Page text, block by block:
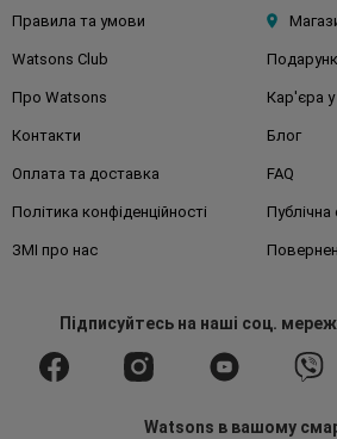
Правила та умови
Watsons Club
Про Watsons Кар'єра
Контакти Блог
Оплата та доставка FAQ
Політика конфіденційності
ЗМІ про нас
Підписуйтесьна наші соц.
Watsons в вашому